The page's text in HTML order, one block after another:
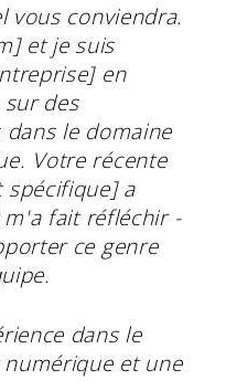
vous conviendra.
et je suis
en
des
le domaine
Votre récente
spécifique] a
fait réfléchir -
ce genre
dans le
et une